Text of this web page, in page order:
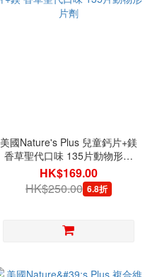
美國Nature's Plus 兒童鈣片+鎂
香草聖代口味 135片動物形片
劑
HK$169.00
HK$250.00 6.8折